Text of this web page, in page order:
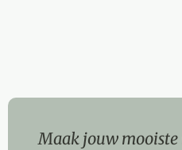
Maak jouw